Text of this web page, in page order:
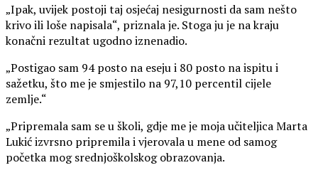
„Ipak, uvijek postoji taj osjećaj nesigurnosti da sam nešto
krivo ili loše napisala“, priznala je. Stoga ju je na kraju
konačni rezultat ugodno iznenadio.
„Postigao sam 94 posto na eseju i 80 posto na ispitu i
sažetku, što me je smjestilo na 97,10 percentil cijele
zemlje.“
„Pripremala sam se u školi, gdje me je moja učiteljica Marta
Lukić izvrsno pripremila i vjerovala u mene od samog
početka mog srednjoškolskog obrazovanja.